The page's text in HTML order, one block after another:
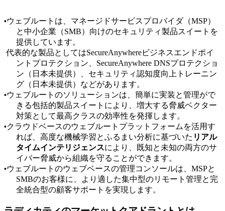
•ウェブルートは、マネージドサービスプロバイダ（MSP）
と中小企業（SMB）向けのセキュリティ製品スイートを
提供しています。
代表的な製品としてはSecureAnywhereビジネスエンドポイ
ントプロテクション、 SecureAnywhere DNSプロテクショ
ン（日本未提供）、セキュリティ認知度向上トレーニン
グ（日本未提供）などがあります。
•ウェブルートのソリューションは、簡単に実装と管理がで
きる包括的製品スイートにより、増大する脅威ベクター
対策として最高クラスの効率性を発揮します。
•クラウドベースのウェブルートプラットフォームを活用す
れば、高度な機械学習とふるまい分析に基づいた リアル
タイムインテリジェンスにより、既知と未知の両方のサ
イバー脅威から組織を守ることができます。
•ウェブルートのウェブベースの管理コンソールは、 MSPと
SMBのお客様に、より適した集中型のリモート管理と完
全統合型の顧客サポートを実現します。